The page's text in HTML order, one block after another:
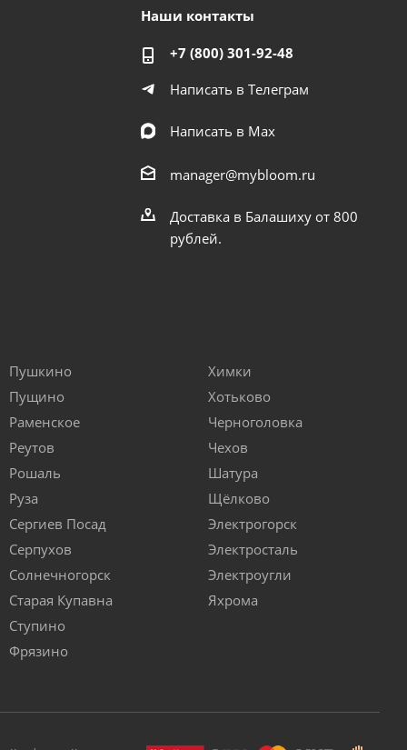
Наши контакты
+7 (800) 301-92-48
Написать в Телеграм
Написать в Мах
manager@mybloom.ru
Доставка в Балашиху от 800
рублей.
Пушкино
Пущино
Раменское
Реутов
Рошаль
Руза
Сергиев Посад
Серпухов
Солнечногорск
Старая Купавна
Ступино
Фрязино
Химки
Хотьково
Черноголовка
Чехов
Шатура
Щёлково
Электрогорск
Электросталь
Электроугли
Яхрома